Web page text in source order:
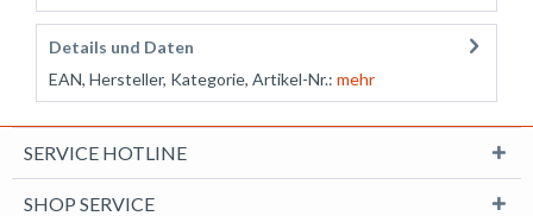
Details und Daten
EAN, Hersteller, Kategorie, Artikel-Nr.: mehr
SERVICE HOTLINE
SHOP SERVICE